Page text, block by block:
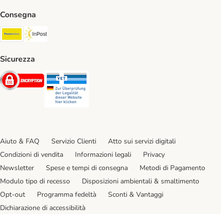
Consegna
Poste Italiane. Shipping Method
Sicurezza
Security
Aiuto & FAQ Servizio Clienti
Atto sui servizi digitali
Condizioni di vendita
Informazioni legali
Privacy
Newsletter
Spese e tempi di consegna
Metodi di Pagamento
Modulo tipo di recesso
Disposizioni ambientali & smaltimento
Opt-out
Programma fedeltà
Sconti & Vantaggi
Dichiarazione di accessibilità